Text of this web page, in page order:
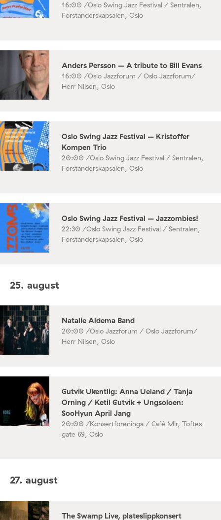
16:00 /Oslo Swing Jazz Festival / Sentralen,
Forstanderskapsalen, Oslo
Anders Persson – A tribute to Bill Evans
16:00 /Oslo Jazzforum / Oslo Jazzforum/
Herr Nilsen, Oslo
Oslo Swing Jazz Festival – Kristoffer
Kompen Trio
20:00 /Oslo Swing Jazz Festival / Sentralen,
Forstanderskapsalen, Oslo
Oslo Swing Jazz Festival – Jazzombies!
22:30 /Oslo Swing Jazz Festival / Sentralen,
Forstanderskapsalen, Oslo
25. august
Natalie Aldema Band
20:00 /Oslo Jazzforum / Oslo Jazzforum/
Herr Nilsen, Oslo
Gutvik Ukentlig: Anna Ueland / Tanja
Orning / Ketil Gutvik + Ungsoloen:
SooHyun April Jang
20:00 /Konsertforeninga / Café Mir, Toftes
gate 69, Oslo
27. august
The Swamp Live, plateslippkonsert